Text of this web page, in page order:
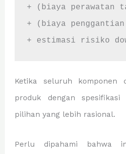
+ (biaya perawatan
+ (biaya
Ketika seluruh komponen
produk dengan
pilihan yang lebih rasional.
Perlu dipahami bahwa